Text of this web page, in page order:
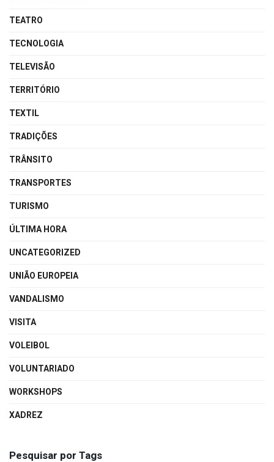
TEATRO
TECNOLOGIA
TELEVISÃO
TERRITÓRIO
TEXTIL
TRADIÇÕES
TRÂNSITO
TRANSPORTES
TURISMO
ÚLTIMA HORA
UNCATEGORIZED
UNIÃO EUROPEIA
VANDALISMO
VISITA
VOLEIBOL
VOLUNTARIADO
WORKSHOPS
XADREZ
Pesquisar por Tags